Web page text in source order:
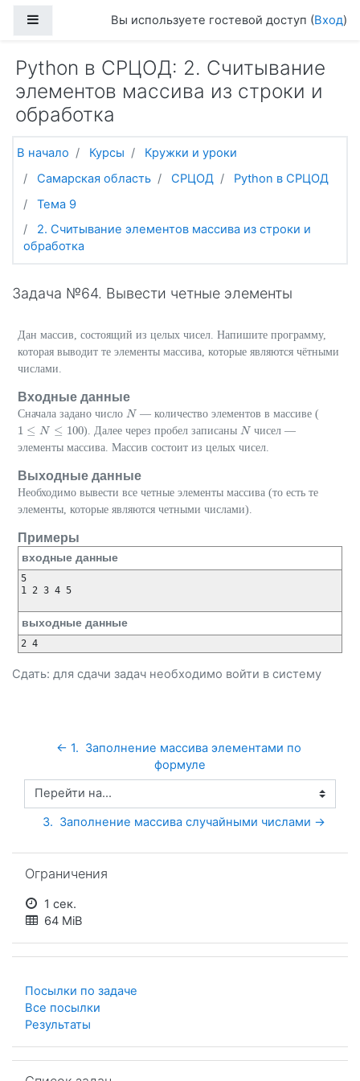
Боковая панельВы используете гостевой доступ (Вход)
Python в СРЦОД: 2. Считывание
элементов массива из строки и
обработка
В начало Курсы
Кружки и уроки
Самарская область
СРЦОД
Python в СРЦОД
Тема 9
2. Считывание элементов массива из строки и
обработка
Задача №64. Вывести четные элементы
Дан массив, состоящий из целых чисел. Напишите программу,
которая выводит те элементы массива, которые являются чётными
числами.
Входные данные
Сначала задано число N
N — количество элементов в массиве (
1 ≤ N ≤ 100
1 ≤N ≤100 ). Далее через пробел записаны N
N чисел —
элементы массива. Массив состоит из целых чисел.
Выходные данные
Необходимо вывести все четные элементы массива (то есть те
элементы, которые являются четными числами).
Примеры
входные данные
5
1 2 3 4 5
выходные данные
Сдать: для сдачи задач необходимо войти в систему
← 1.  Заполнение массива элементами по
формуле
Перейти на...
3.  Заполнение массива случайными числами →
Ограничения
1 сек.
64 MiB
Посылки по задаче
Все посылки
Результаты